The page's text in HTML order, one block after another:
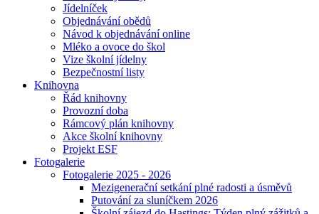
Jídelníček
Objednávání obědů
Návod k objednávání online
Mléko a ovoce do škol
Vize školní jídelny
Bezpečnostní listy
Knihovna
Řád knihovny
Provozní doba
Rámcový plán knihovny
Akce školní knihovny
Projekt ESF
Fotogalerie
Fotogalerie 2025 - 2026
Mezigenerační setkání plné radosti a úsměvů
Putování za sluníčkem 2026